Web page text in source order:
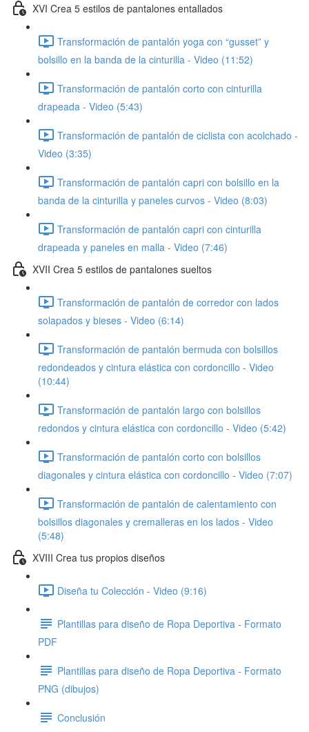
XVI Crea 5 estilos de pantalones entallados
Transformación de pantalón yoga con “gusset” y
bolsillo en la banda de la cinturilla - Video (11:52)
Transformación de pantalón corto con cinturilla
drapeada - Video (5:43)
Transformación de pantalón de ciclista con acolchado -
Video (3:35)
Transformación de pantalón capri con bolsillo en la
banda de la cinturilla y paneles curvos - Video (8:03)
Transformación de pantalón capri con cinturilla
drapeada y paneles en malla - Video (7:46)
XVII Crea 5 estilos de pantalones sueltos
Transformación de pantalón de corredor con lados
solapados y bieses - Video (6:14)
Transformación de pantalón bermuda con bolsillos
redondeados y cintura elástica con cordoncillo - Video
(10:44)
Transformación de pantalón largo con bolsillos
redondos y cintura elástica con cordoncillo - Video (5:42)
Transformación de pantalón corto con bolsillos
diagonales y cintura elástica con cordoncillo - Video (7:07)
Transformación de pantalón de calentamiento con
bolsillos diagonales y cremalleras en los lados - Video
(5:48)
XVIII Crea tus propios diseños
Diseña tu Colección - Video (9:16)
Plantillas para diseño de Ropa Deportiva - Formato
PDF
Plantillas para diseño de Ropa Deportiva - Formato
PNG (dibujos)
Conclusión